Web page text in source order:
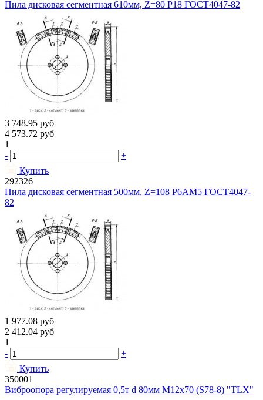
Пила дисковая сегментная 610мм, Z=80 Р18 ГОСТ4047-82
3 748.95 руб
4 573.72 руб
1
-
+
Купить
292326
Пила дисковая сегментная 500мм, Z=108 Р6АМ5 ГОСТ4047-
82
1 977.08 руб
2 412.04 руб
1
-
+
Купить
350001
Виброопора регулируемая 0,5т d 80мм М12х70 (S78-8) "TLX"